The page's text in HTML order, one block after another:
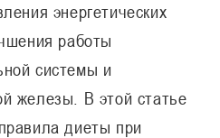
энергетических
работы
системы и
железы. В этой статье
диеты при